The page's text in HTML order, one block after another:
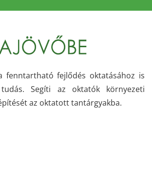
fenntartható fejlődés oktatásához is
tudás. Segíti az oktatók környezeti
az oktatott tantárgyakba.